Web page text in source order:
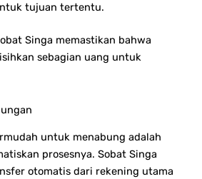
tujuan tertentu.
Singa memastikan bahwa
sebagian uang untuk
untuk menabung adalah
prosesnya. Sobat Singa
otomatis dari rekening utama